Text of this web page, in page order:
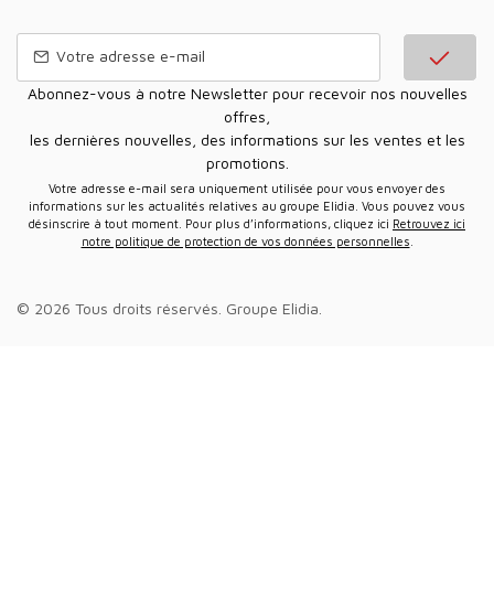
Abonnez-vous à notre Newsletter pour recevoir nos nouvelles
offres,
les dernières nouvelles, des informations sur les ventes et les
promotions.
Votre adresse e-mail sera uniquement utilisée pour vous envoyer des
informations sur les actualités relatives au groupe Elidia. Vous pouvez vous
désinscrire à tout moment. Pour plus d’informations, cliquez ici Retrouvez ici
notre politique de protection de vos données personnelles
© 2026 Tous droits réservés. Groupe Elidia